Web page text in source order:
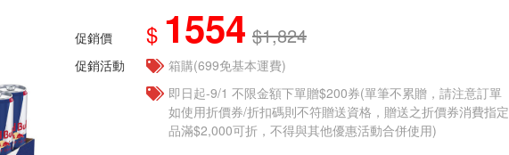
促銷價 $ 1554 $1,824
促銷活動
箱購(699免基本運費)
即日起-9/1 不限金額下單贈$200券(單筆不累贈，請注意訂單
如使用折價券/折扣碼則不符贈送資格，贈送之折價券消費指定
品滿$2,000可折，不得與其他優惠活動合併使用)